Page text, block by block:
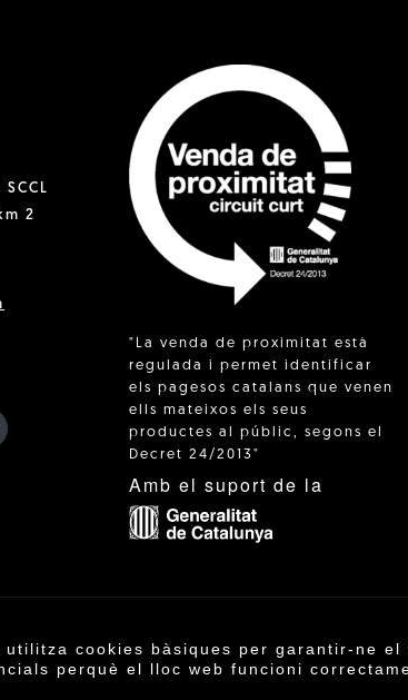
cookies bàsiques per garantir-ne
perquè el lloc web funcioni
2
LINKEDIN IN
"La venda de proximitat està
regulada i permet identificar
els pagesos catalans que venen
ells mateixos els seus
productes al públic, segons el
Decret 24/2013"
Amb el suport de la
Cooperativa Agrícola de